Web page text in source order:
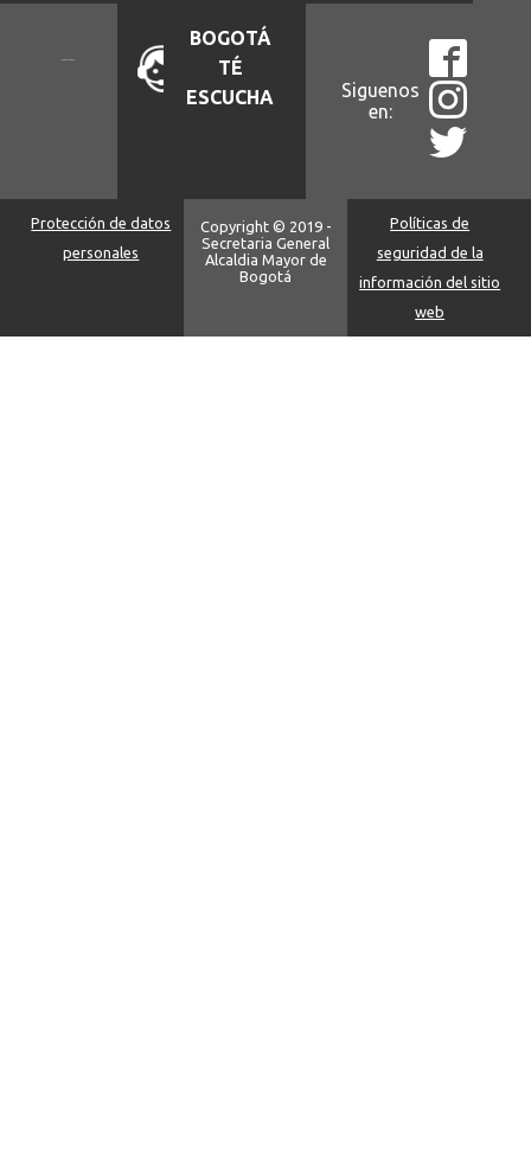
BOGOTÁ
TÉ
ESCUCHA
Siguenos
en:
Protección de datos
personales
Copyright © 2019 -
Secretaria General
Alcaldia Mayor de
Bogotá
Políticas de
seguridad de la
información del sitio
web